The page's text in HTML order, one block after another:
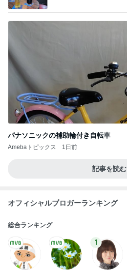
パナソニックの補助輪付き自転車
Amebaトピックス 1日前
記事を読む
オフィシャルブロガーランキング
総合ランキング
1